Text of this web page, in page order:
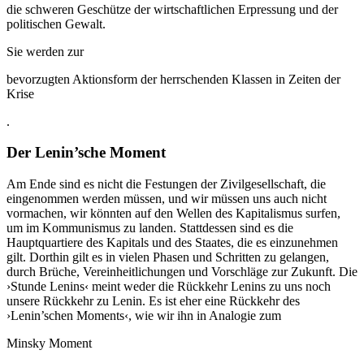
die schweren Geschütze der wirtschaftlichen Erpressung und der
politischen Gewalt.
Sie werden zur
bevorzugten Aktionsform der herrschenden Klassen in Zeiten der
Krise
.
Der Lenin’sche Moment
Am Ende sind es nicht die Festungen der Zivilgesellschaft, die
eingenommen werden müssen, und wir müssen uns auch nicht
vormachen, wir könnten auf den Wellen des Kapitalismus surfen,
um im Kommunismus zu landen. Stattdessen sind es die
Hauptquartiere des Kapitals und des Staates, die es einzunehmen
gilt. Dorthin gilt es in vielen Phasen und Schritten zu gelangen,
durch Brüche, Vereinheitlichungen und Vorschläge zur Zukunft. Die
›Stunde Lenins‹ meint weder die Rückkehr Lenins zu uns noch
unsere Rückkehr zu Lenin. Es ist eher eine Rückkehr des
›Lenin’schen Moments‹, wie wir ihn in Analogie zum
Minsky Moment